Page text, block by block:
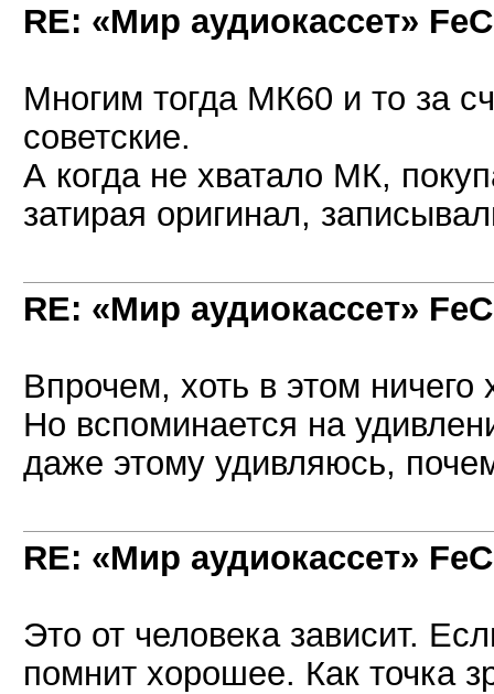
RE: «Мир аудиокассет»
Многим тогда МК60 и то за
советские.
А когда не хватало МК,
затирая оригинал,
RE: «Мир аудиокассет»
Впрочем, хоть в этом
Но вспоминается на
даже этому удивляюсь,
RE: «Мир аудиокассет»
Это от человека зависит.
помнит хорошее. Как точка